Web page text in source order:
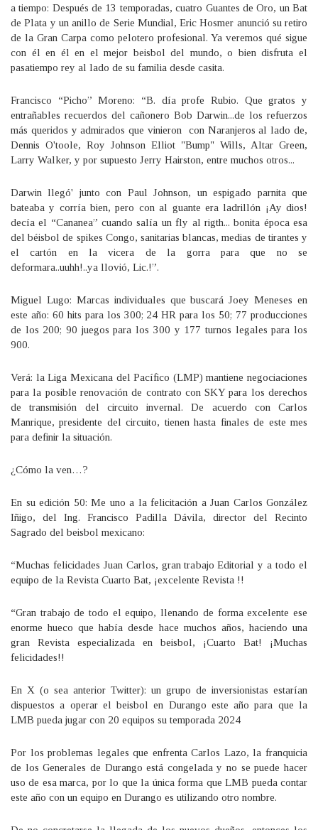
a tiempo: Después de 13 temporadas, cuatro Guantes de Oro, un Bat
de Plata y un anillo de Serie Mundial, Eric Hosmer anunció su retiro
de la Gran Carpa como pelotero profesional. Ya veremos qué sigue
con él en él en el mejor beisbol del mundo, o bien disfruta el
pasatiempo rey al lado de su familia desde casita.
Francisco “Picho” Moreno: “B. día profe Rubio. Que gratos y
entrañables recuerdos del cañonero Bob Darwin...de los refuerzos
más queridos y admirados que vinieron con Naranjeros al lado de,
Dennis O'toole, Roy Johnson Elliot "Bump" Wills, Altar Green,
Larry Walker, y por supuesto Jerry Hairston, entre muchos otros...
Darwin llegó' junto con Paul Johnson, un espigado parnita que
bateaba y corría bien, pero con al guante era ladrillón ¡Ay dios!
decía el “Cananea” cuando salía un fly al rigth... bonita época esa
del béisbol de spikes Congo, sanitarias blancas, medias de tirantes y
el cartón en la vicera de la gorra para que no se
deformara..uuhh!..ya llovió, Lic.!”.
Miguel Lugo: Marcas individuales que buscará Joey Meneses en
este año: 60 hits para los 300; 24 HR para los 50; 77 producciones
de los 200; 90 juegos para los 300 y 177 turnos legales para los
900.
Verá: la Liga Mexicana del Pacífico (LMP) mantiene negociaciones
para la posible renovación de contrato con SKY para los derechos
de transmisión del circuito invernal. De acuerdo con Carlos
Manrique, presidente del circuito, tienen hasta finales de este mes
para definir la situación.
¿Cómo la ven…?
En su edición 50: Me uno a la felicitación a Juan Carlos González
Iñigo, del Ing. Francisco Padilla Dávila, director del Recinto
Sagrado del beisbol mexicano:
“Muchas felicidades Juan Carlos, gran trabajo Editorial y a todo el
equipo de la Revista Cuarto Bat, ¡excelente Revista !!
“Gran trabajo de todo el equipo, llenando de forma excelente ese
enorme hueco que había desde hace muchos años, haciendo una
gran Revista especializada en beisbol, ¡Cuarto Bat! ¡Muchas
felicidades!!
En X (o sea anterior Twitter): un grupo de inversionistas estarían
dispuestos a operar el beisbol en Durango este año para que la
LMB pueda jugar con 20 equipos su temporada 2024
Por los problemas legales que enfrenta Carlos Lazo, la franquicia
de los Generales de Durango está congelada y no se puede hacer
uso de esa marca, por lo que la única forma que LMB pueda contar
este año con un equipo en Durango es utilizando otro nombre.